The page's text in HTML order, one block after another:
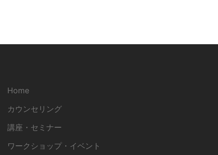
Home
カウンセリング
講座・セミナー
ワークショップ・イベント